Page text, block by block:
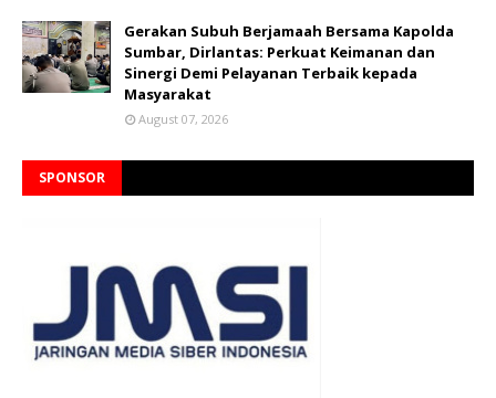
Gerakan Subuh Berjamaah Bersama Kapolda
Sumbar, Dirlantas: Perkuat Keimanan dan
Sinergi Demi Pelayanan Terbaik kepada
Masyarakat
August 07, 2026
SPONSOR